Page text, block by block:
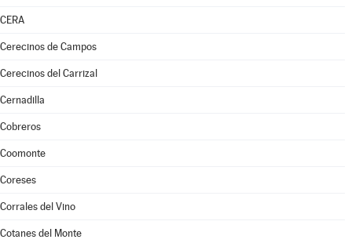
CERA
Cerecinos de Campos
Cerecinos del Carrizal
Cernadilla
Cobreros
Coomonte
Coreses
Corrales del Vino
Cotanes del Monte